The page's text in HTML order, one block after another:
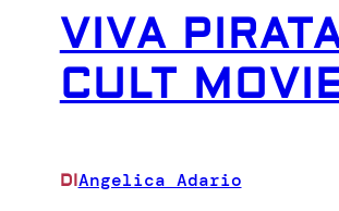
VIVA
CULT
DIAngelica Adario